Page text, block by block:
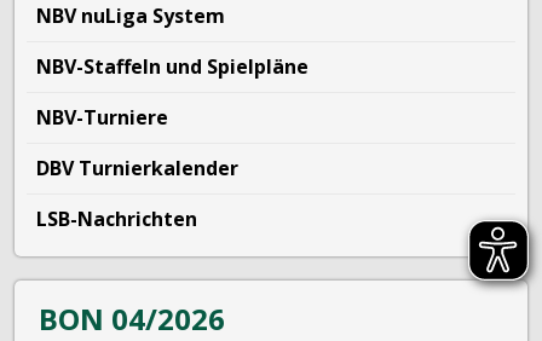
NBV nuLiga System
NBV-Staffeln und Spielpläne
NBV-Turniere
DBV Turnierkalender
LSB-Nachrichten
BON 04/2026